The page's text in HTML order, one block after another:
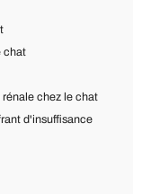
chat
chez le chat
d'insuffisance